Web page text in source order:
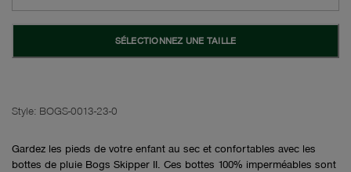
SÉLECTIONNEZ UNE TAILLE
Style: BOGS-0013-23-0
Gardez les pieds de votre enfant au sec et confortables avec les
bottes de pluie Bogs Skipper II. Ces bottes 100% imperméables sont